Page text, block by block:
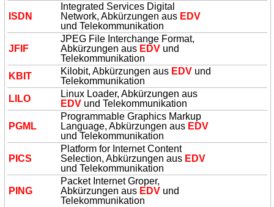
ISDN
Integrated Services Digital
Network, Abkürzungen aus EDV
und Telekommunikation
JFIF
JPEG File Interchange Format,
Abkürzungen aus EDV und
Telekommunikation
KBIT
Kilobit, Abkürzungen aus EDV und
Telekommunikation
LILO
Linux Loader, Abkürzungen aus
EDV und Telekommunikation
PGML
Programmable Graphics Markup
Language, Abkürzungen aus EDV
und Telekommunikation
PICS
Platform for Internet Content
Selection, Abkürzungen aus EDV
und Telekommunikation
PING
Packet Internet Groper,
Abkürzungen aus EDV und
Telekommunikation